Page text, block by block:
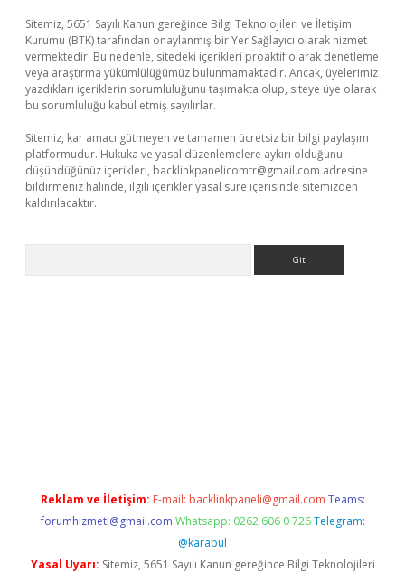
Sitemiz, 5651 Sayılı Kanun gereğince Bilgi Teknolojileri ve İletişim
Kurumu (BTK) tarafından onaylanmış bir Yer Sağlayıcı olarak hizmet
vermektedir. Bu nedenle, sitedeki içerikleri proaktif olarak denetleme
veya araştırma yükümlülüğümüz bulunmamaktadır. Ancak, üyelerimiz
yazdıkları içeriklerin sorumluluğunu taşımakta olup, siteye üye olarak
bu sorumluluğu kabul etmiş sayılırlar.
Sitemiz, kar amacı gütmeyen ve tamamen ücretsiz bir bilgi paylaşım
platformudur. Hukuka ve yasal düzenlemelere aykırı olduğunu
düşündüğünüz içerikleri, backlinkpanelicomtr@gmail.com adresine
bildirmeniz halinde, ilgili içerikler yasal süre içerisinde sitemizden
kaldırılacaktır.
Reklam ve İletişim: E-mail: backlinkpaneli@gmail.com Teams:
forumhizmeti@gmail.com Whatsapp: 0262 606 0 726 Telegram:
@karabul
Yasal Uyarı: Sitemiz, 5651 Sayılı Kanun gereğince Bilgi Teknolojileri